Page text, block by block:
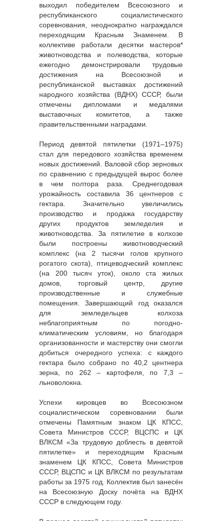
выходил победителем Всесоюзного и
республиканского социалистического
соревнования, неоднократно награждался
переходящим Красным Знаменем. В
коллективе работали десятки мастеров*
животноводства и полеводства, которые
ежегодно демонстрировали трудовые
достижения на Всесоюзной и
республиканской выставках достижений
народного хозяйства (ВДНХ) СССР, были
отмечены дипломами и медалями
выставочных комитетов, а также
правительственными наградами.
Период девятой пятилетки (1971–1975)
стал для передового хозяйства временем
новых достижений. Валовой сбор зерновых
по сравнению с предыдущей вырос более
в чем полтора раза. Среднегодовая
урожайность составила 36 центнеров с
гектара. Значительно увеличились
производство и продажа государству
других продуктов земледелия и
животноводства. За пятилетие в колхозе
были построены животноводческий
комплекс (на 2 тысячи голов крупного
рогатого скота), птицеводческий комплекс
(на 200 тысяч уток), около ста жилых
домов, торговый центр, другие
производственные и служебные
помещения. Завершающий год оказался
для земледельцев колхоза
неблагоприятным по погодно-
климатическим условиям, но благодаря
организованности и мастерству они смогли
добиться очередного успеха: с каждого
гектара было собрано по 40,2 центнера
зерна, по 262 – картофеля, по 7,3 –
льноволокна.
Успехи кировцев во Всесоюзном
социалистическом соревновании были
отмечены Памятным знаком ЦК КПСС,
Совета Министров СССР, ВЦСПС и ЦК
ВЛКСМ «За трудовую доблесть в девятой
пятилетке» и переходящим Красным
знаменем ЦК КПСС, Совета Министров
СССР, ВЦСПС и ЦК ВЛКСМ по результатам
работы за 1975 год. Коллектив был занесён
на Всесоюзную Доску почёта на ВДНХ
СССР в следующем году.